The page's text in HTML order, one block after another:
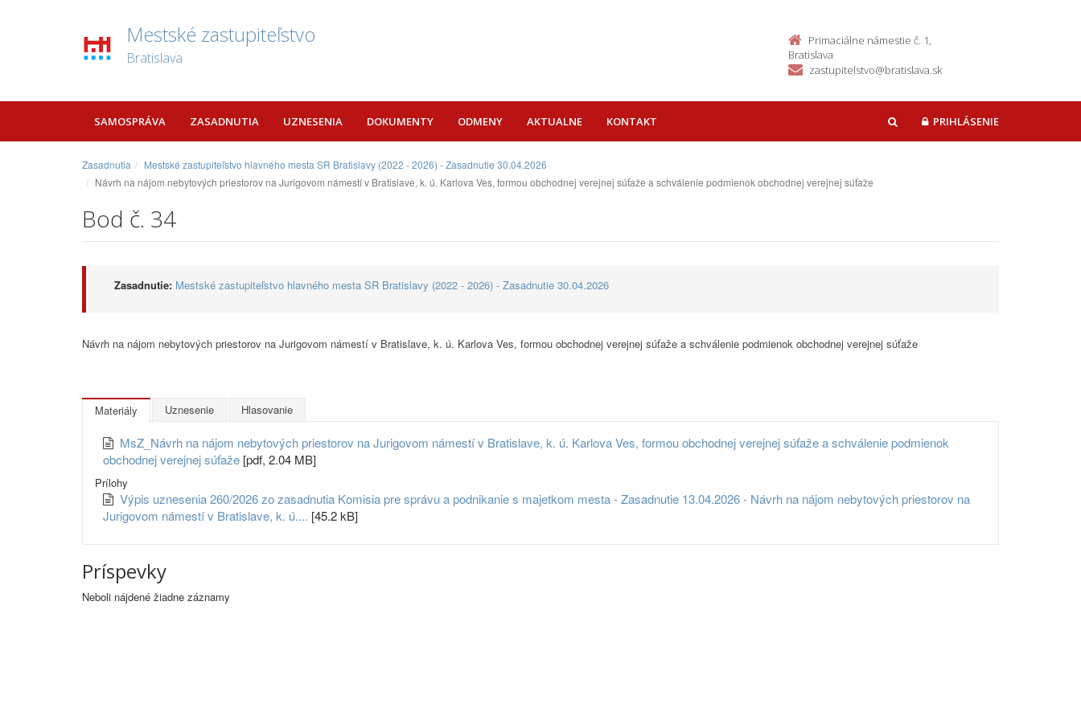
Mestské zastupiteľstvo
Bratislava
Primaciálne námestie č. 1,
Bratislava
zastupitelstvo@bratislava.sk
SAMOSPRÁVA ZASADNUTIA UZNESENIA DOKUMENTY ODMENY AKTUALNE KONTAKT HĽADAŤPRIHLÁSENIE
Zasadnutia
Mestské zastupiteľstvo hlavného mesta SR Bratislavy (2022 - 2026) - Zasadnutie 30.04.2026
Návrh na nájom nebytových priestorov na Jurigovom námestí v Bratislave, k. ú. Karlova Ves, formou obchodnej verejnej súťaže a schválenie podmienok obchodnej verejnej súťaže
Bod č. 34
Zasadnutie: Mestské zastupiteľstvo hlavného mesta SR Bratislavy (2022 - 2026) - Zasadnutie 30.04.2026
Návrh na nájom nebytových priestorov na Jurigovom námestí v Bratislave, k. ú. Karlova Ves, formou obchodnej verejnej súťaže a schválenie podmienok obchodnej verejnej súťaže
Materiály Uznesenie Hlasovanie
MsZ_Návrh na nájom nebytových priestorov na Jurigovom námestí v Bratislave, k. ú. Karlova Ves, formou obchodnej verejnej súťaže a schválenie podmienok
obchodnej verejnej súťaže [pdf, 2.04 MB]
Prílohy
Výpis uznesenia 260/2026 zo zasadnutia Komisia pre správu a podnikanie s majetkom mesta - Zasadnutie 13.04.2026 - Návrh na nájom nebytových priestorov na
Jurigovom námestí v Bratislave, k. ú.... [45.2 kB]
Príspevky
Neboli nájdené žiadne záznamy